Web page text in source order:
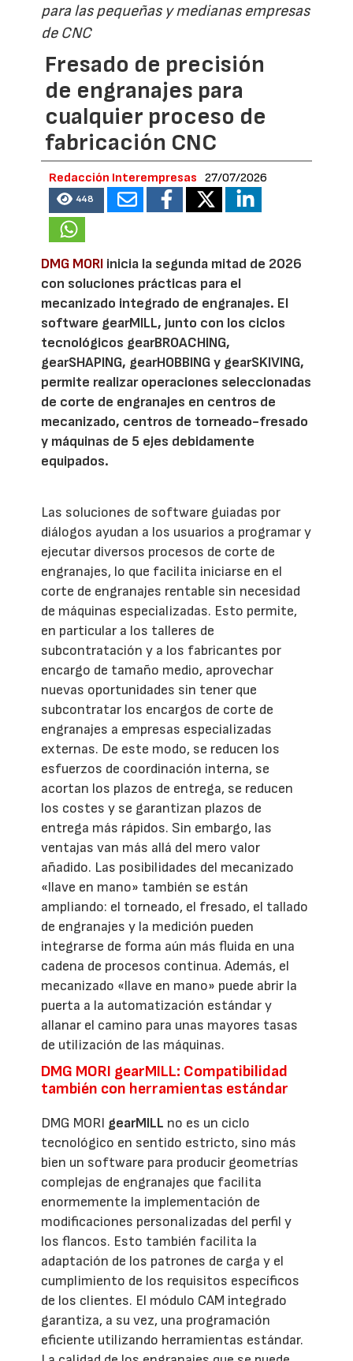
para las pequeñas y medianas empresas
de CNC
Fresado de precisión
de engranajes para
cualquier proceso de
fabricación CNC
Redacción Interempresas 27/07/2026
448
DMG MORI inicia la segunda mitad de 2026
con soluciones prácticas para el
mecanizado integrado de engranajes. El
software gearMILL, junto con los ciclos
tecnológicos gearBROACHING,
gearSHAPING, gearHOBBING y gearSKIVING,
permite realizar operaciones seleccionadas
de corte de engranajes en centros de
mecanizado, centros de torneado-fresado
y máquinas de 5 ejes debidamente
equipados.
Las soluciones de software guiadas por
diálogos ayudan a los usuarios a programar y
ejecutar diversos procesos de corte de
engranajes, lo que facilita iniciarse en el
corte de engranajes rentable sin necesidad
de máquinas especializadas. Esto permite,
en particular a los talleres de
subcontratación y a los fabricantes por
encargo de tamaño medio, aprovechar
nuevas oportunidades sin tener que
subcontratar los encargos de corte de
engranajes a empresas especializadas
externas. De este modo, se reducen los
esfuerzos de coordinación interna, se
acortan los plazos de entrega, se reducen
los costes y se garantizan plazos de
entrega más rápidos. Sin embargo, las
ventajas van más allá del mero valor
añadido. Las posibilidades del mecanizado
«llave en mano» también se están
ampliando: el torneado, el fresado, el tallado
de engranajes y la medición pueden
integrarse de forma aún más fluida en una
cadena de procesos continua. Además, el
mecanizado «llave en mano» puede abrir la
puerta a la automatización estándar y
allanar el camino para unas mayores tasas
de utilización de las máquinas.
DMG MORI gearMILL: Compatibilidad
también con herramientas estándar
DMG MORI gearMILL no es un ciclo
tecnológico en sentido estricto, sino más
bien un software para producir geometrías
complejas de engranajes que facilita
enormemente la implementación de
modificaciones personalizadas del perfil y
los flancos. Esto también facilita la
adaptación de los patrones de carga y el
cumplimiento de los requisitos específicos
de los clientes. El módulo CAM integrado
garantiza, a su vez, una programación
eficiente utilizando herramientas estándar.